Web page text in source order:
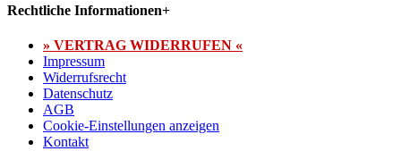
Rechtliche Informationen+
» VERTRAG WIDERRUFEN «
Impressum
Widerrufsrecht
Datenschutz
AGB
Cookie-Einstellungen anzeigen
Kontakt